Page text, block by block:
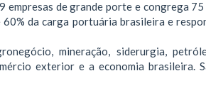
empresas de grande porte e congrega
da carga portuária brasileira e
mineração, siderurgia,
exterior e a economia brasileira.